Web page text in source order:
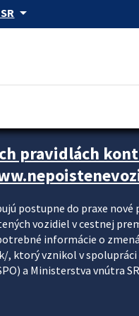
arrow_drop_down
pravidlách
postupne do praxe
vozidiel v cestnej
informácie o
ktorý vznikol v spolupráci
a Ministerstva vnútra